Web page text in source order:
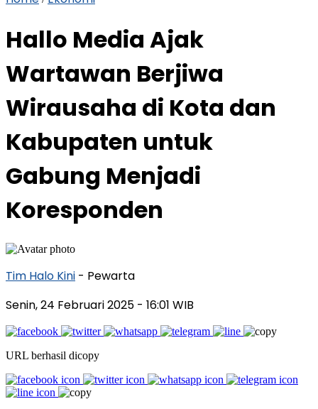
Hallo Media Ajak
Wartawan Berjiwa
Wirausaha di Kota dan
Kabupaten untuk
Gabung Menjadi
Koresponden
Tim Halo Kini - Pewarta
Senin, 24 Februari 2025 - 16:01 WIB
URL berhasil dicopy